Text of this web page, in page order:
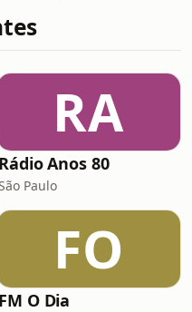
RA
Rádio Anos 80
Paulo
FO
FM O Dia